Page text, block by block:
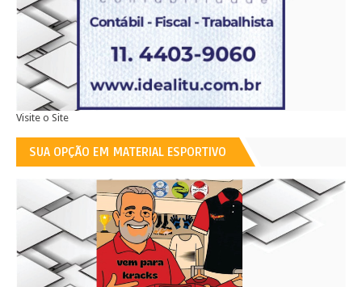
Visite o Site
SUA OPÇÃO EM MATERIAL ESPORTIVO